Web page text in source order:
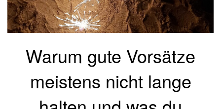
Warum gute Vorsätze
meistens nicht lange